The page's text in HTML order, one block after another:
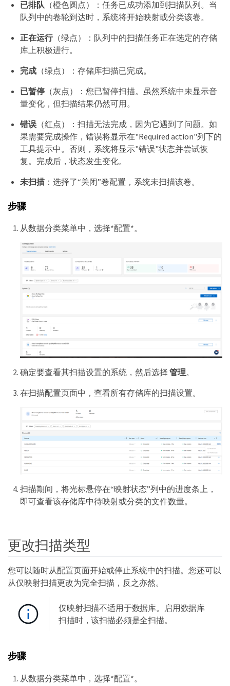
已排队 （橙色圆点）：任务已成功添加到扫描队列。当
队列中的卷轮到达时，系统将开始映射或分类该卷。
正在运行（绿点）：队列中的扫描任务正在选定的存储
库上积极进行。
完成（绿点）：存储库扫描已完成。
已暂停（灰点）：您已暂停扫描。虽然系统中未显示音
量变化，但扫描结果仍然可用。
错误（红点）：扫描无法完成，因为它遇到了问题。如
果需要完成操作，错误将显示在"Required action"列下的
工具提示中。否则，系统将显示"错误"状态并尝试恢
复。完成后，状态发生变化。
未扫描：选择了“关闭”卷配置，系统未扫描该卷。
步骤
从数据分类菜单中，选择*配置*。
确定要查看其扫描设置的系统，然后选择 管理。
在扫描配置页面中，查看所有存储库的扫描设置。
扫描期间，将光标悬停在“映射状态”列中的进度条上，
即可查看该存储库中待映射或分类的文件数量。
更改扫描类型
您可以随时从配置页面开始或停止系统中的扫描。您还可以
从仅映射扫描更改为完全扫描，反之亦然。
仅映射扫描不适用于数据库。启用数据库
扫描时，该扫描必须是全扫描。
步骤
从数据分类菜单中，选择*配置*。